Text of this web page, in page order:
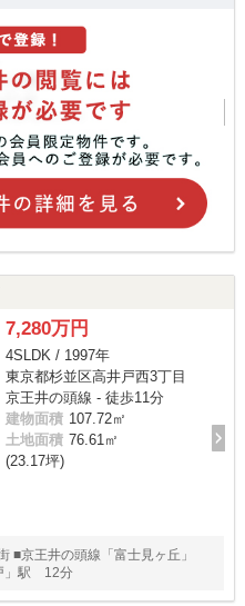
7,280万円
4SLDK / 1997年
東京都杉並区高井戸西3丁目
京王井の頭線 - 徒歩11分
建物面積 107.72㎡
土地面積 76.61㎡
(23.17坪)
■京王井の頭線「富士見ヶ丘」
」駅 12分